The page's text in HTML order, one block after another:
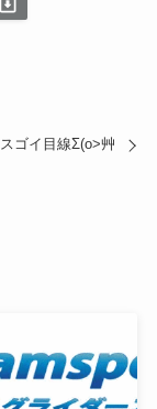
スゴイ目線Σ(o>艸